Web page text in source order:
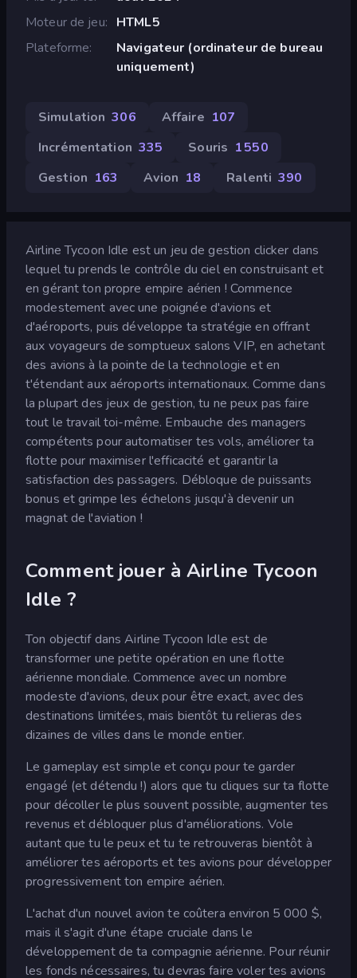
Moteur de jeu
HTML5
Plateforme
Navigateur (ordinateur de bureau
uniquement)
Simulation 306 Affaire 107
Incrémentation 335 Souris 1 550
Gestion 163 Avion 18 Ralenti 390
Airline Tycoon Idle est un jeu de gestion clicker dans
lequel tu prends le contrôle du ciel en construisant et
en gérant ton propre empire aérien ! Commence
modestement avec une poignée d'avions et
d'aéroports, puis développe ta stratégie en offrant
aux voyageurs de somptueux salons VIP, en achetant
des avions à la pointe de la technologie et en
t'étendant aux aéroports internationaux. Comme dans
la plupart des jeux de gestion, tu ne peux pas faire
tout le travail toi-même. Embauche des managers
compétents pour automatiser tes vols, améliorer ta
flotte pour maximiser l'efficacité et garantir la
satisfaction des passagers. Débloque de puissants
bonus et grimpe les échelons jusqu'à devenir un
magnat de l'aviation !
Comment jouer à Airline Tycoon
Idle ?
Ton objectif dans Airline Tycoon Idle est de
transformer une petite opération en une flotte
aérienne mondiale. Commence avec un nombre
modeste d'avions, deux pour être exact, avec des
destinations limitées, mais bientôt tu relieras des
dizaines de villes dans le monde entier.
Le gameplay est simple et conçu pour te garder
engagé (et détendu !) alors que tu cliques sur ta flotte
pour décoller le plus souvent possible, augmenter tes
revenus et débloquer plus d'améliorations. Vole
autant que tu le peux et tu te retrouveras bientôt à
améliorer tes aéroports et tes avions pour développer
progressivement ton empire aérien.
L'achat d'un nouvel avion te coûtera environ 5 000 $,
mais il s'agit d'une étape cruciale dans le
développement de ta compagnie aérienne. Pour réunir
les fonds nécessaires, tu devras faire voler tes avions